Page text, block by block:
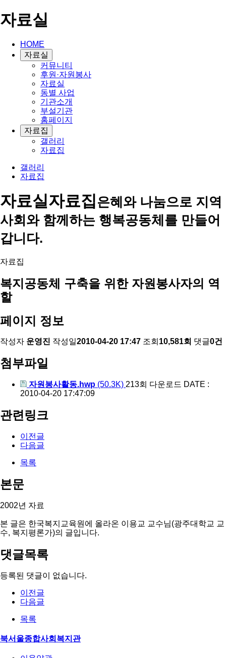
자료실
HOME
자료실
커뮤니티
후원·자원봉사
자료실
동별 사업
기관소개
부설기관
홈페이지
자료집
갤러리
자료집
갤러리
자료집
자료실자료집은혜와 나눔으로 지역
사회와 함께하는 행복공동체를 만들어
갑니다.
자료집
복지공동체 구축을 위한 자원봉사자의 역
할
페이지 정보
작성자 운영진 작성일2010-04-20 17:47 조회 10,581회 댓글0건
첨부파일
자원봉사활동.hwp (50.3K) 213회 다운로드 DATE :
2010-04-20 17:47:09
관련링크
이전글
다음글
목록
본문
2002년 자료
본 글은 한국복지교육원에 올라온 이용교 교수님(광주대학교 교
수, 복지평론가)의 글입니다.
댓글목록
등록된 댓글이 없습니다.
이전글
다음글
목록
북서울종합사회복지관